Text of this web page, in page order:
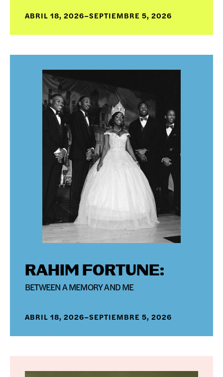
ABRIL 18, 2026–SEPTIEMBRE 5, 2026
RAHIM FORTUNE:
BETWEEN A MEMORY AND ME
ABRIL 18, 2026–SEPTIEMBRE 5, 2026